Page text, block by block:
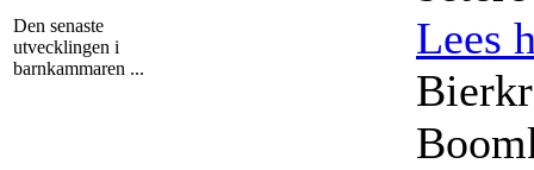
Den senaste
utvecklingen i
barnkammaren ...
Lees